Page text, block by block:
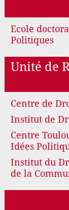
Ecole
Politiques
Unité de
Centre de
Institut de
Centre
Idées
Institut du
de la